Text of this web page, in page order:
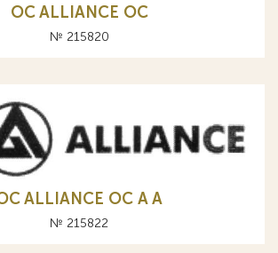
OC ALLIANCE ОС
№ 215820
ALLIANCE ОС A А
№ 215822